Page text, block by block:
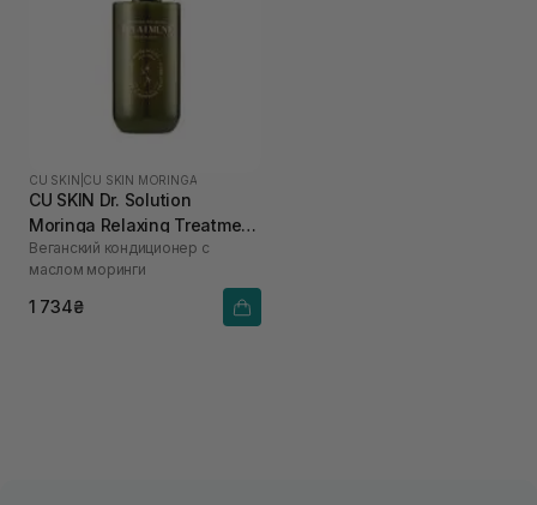
CU SKIN CU SKIN MORINGA
CU SKIN Dr. Solution
Moringa Relaxing Treatment
400 мл
Веганский кондиционер с
маслом моринги
1 734₴